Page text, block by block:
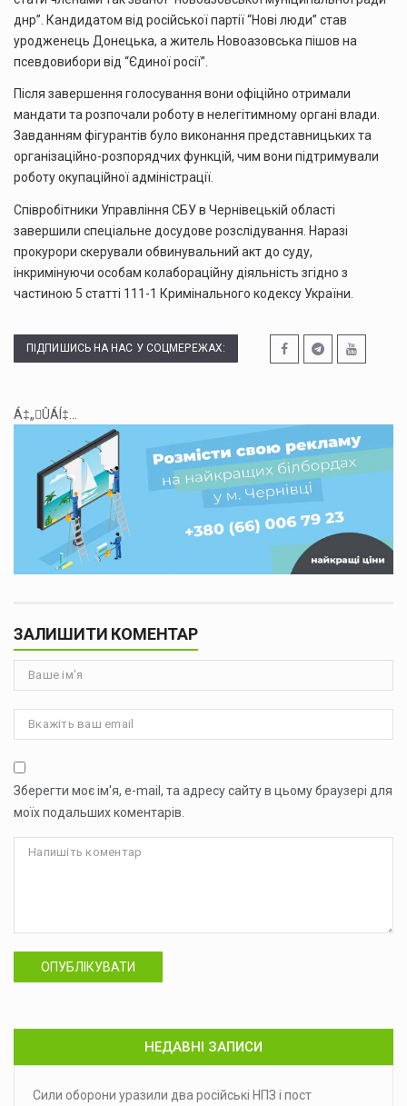
днр”. Кандидатом від російської партії “Нові люди” став
уродженець Донецька, а житель Новоазовська пішов на
псевдовибори від “Єдиної росії”.
Після завершення голосування вони офіційно отримали
мандати та розпочали роботу в нелегітимному органі влади.
Завданням фігурантів було виконання представницьких та
організаційно-розпорядчих функцій, чим вони підтримували
роботу окупаційної адміністрації.
Співробітники Управління СБУ в Чернівецькій області
завершили спеціальне досудове розслідування. Наразі
прокурори скерували обвинувальний акт до суду,
інкримінуючи особам колабораційну діяльність згідно з
частиною 5 статті 111-1 Кримінального кодексу України.
ПІДПИШИСЬ НА НАС У СОЦМЕРЕЖАХ:
Á‡„ÛÁÍ‡...
ЗАЛИШИТИ КОМЕНТАР
Зберегти моє ім'я, e-mail, та адресу сайту в цьому браузері для
моїх подальших коментарів.
ОПУБЛІКУВАТИ
НЕДАВНІ ЗАПИСИ
Сили оборони уразили два російські НПЗ і пост